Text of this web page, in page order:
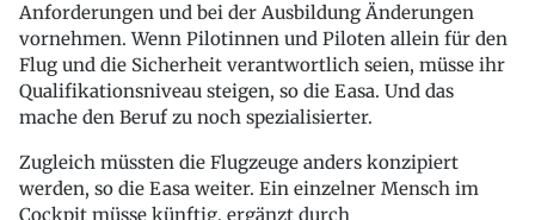
Anforderungen und bei der Ausbildung Änderungen
vornehmen. Wenn Pilotinnen und Piloten allein für den
Flug und die Sicherheit verantwortlich seien, müsse ihr
Qualifikationsniveau steigen, so die Easa. Und das
mache den Beruf zu noch spezialisierter.
Zugleich müssten die Flugzeuge anders konzipiert
werden, so die Easa weiter. Ein einzelner Mensch im
Cockpit müsse künftig, ergänzt durch